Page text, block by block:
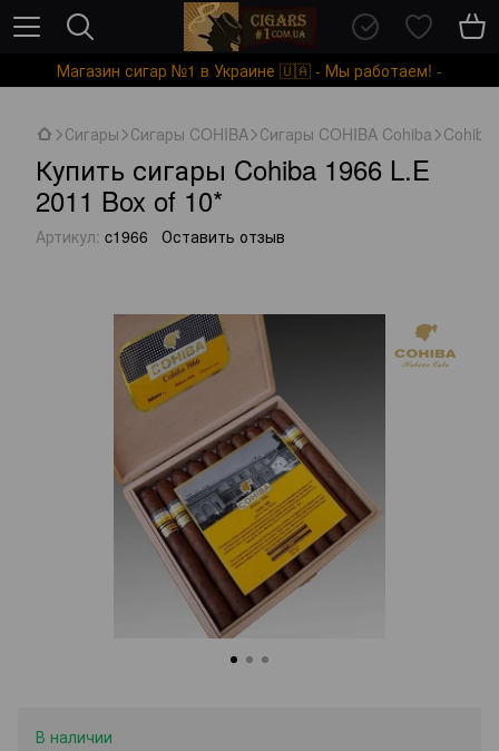
Магазин сигар №1 в Украине 🇺🇦 - Мы работаем! -
Сигары Сигары COHIBA Сигары COHIBA Cohiba Cohiba
Купить сигары Cohiba 1966 L.E
2011 Box of 10*
Артикул: c1966 Оставить отзыв
В наличии